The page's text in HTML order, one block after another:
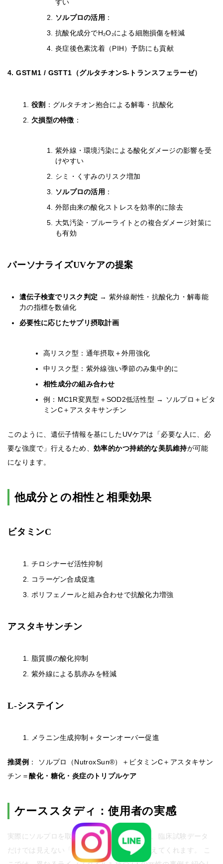
すい
ソルプロの活用 ：
抗酸化成分でH₂O₂による細胞損傷を軽減
炎症後色素沈着（PIH）予防にも貢献
4. GSTM1 / GSTT1（グルタチオンS-トランスフェラーゼ）
役割 ：グルタチオン抱合による解毒・抗酸化
欠損型の特徴 ：
紫外線・環境汚染による酸化ダメージの影響を受
けやすい
シミ・くすみのリスク増加
ソルプロの活用 ：
外部由来の酸化ストレスを効率的に除去
大気汚染・ブルーライトとの複合ダメージ対策に
も有効
パーソナライズUVケアの提案
遺伝子検査でリスク判定 → 紫外線耐性・抗酸化力・解毒能
力の指標を数値化
必要性に応じたサプリ摂取計画
高リスク型：通年摂取＋外用強化
中リスク型：紫外線強い季節のみ集中的に
相性成分の組み合わせ
例：MC1R変異型＋SOD2低活性型 → ソルプロ＋ビタ
ミンC＋アスタキサンチン
このように、遺伝子情報を基にしたUVケアは「必要な人に、必
要な強度で」行えるため、効率的かつ持続的な美肌維持が可能
になります。
他成分との相性と相乗効果
ビタミンC
チロシナーゼ活性抑制
コラーゲン合成促進
ポリフェノールと組み合わせで抗酸化力増強
アスタキサンチン
脂質膜の酸化抑制
紫外線による肌赤みを軽減
L-システイン
メラニン生成抑制＋ターンオーバー促進
推奨例 ： ソルプロ（NutroxSun®）＋ビタミンC＋アスタキサン
チン＝酸化・糖化・炎症のトリプルケア
ケーススタディ：使用者の実感
実際にソルプロを取り入れたユーザーの声は、臨床試験データ
だけでは見えない「生活の中での変化」を教えてくれます。 こ